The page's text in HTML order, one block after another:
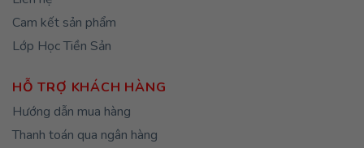
Cam kết sản phẩm
Lớp Học Tiền Sản
HỖ TRỢ KHÁCH HÀNG
Hướng dẫn mua hàng
Thanh toán qua ngân hàng